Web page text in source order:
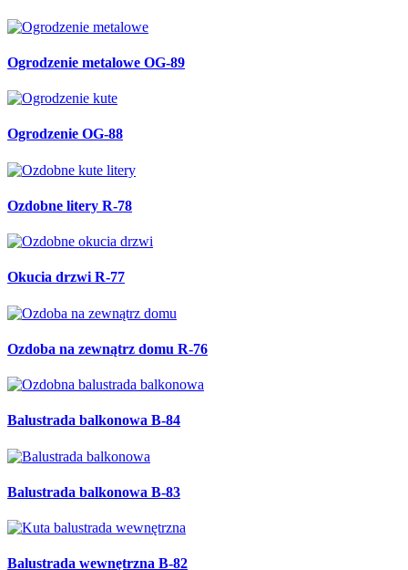
Ogrodzenie metalowe OG-89
Ogrodzenie OG-88
Ozdobne litery R-78
Okucia drzwi R-77
Ozdoba na zewnątrz domu R-76
Balustrada balkonowa B-84
Balustrada balkonowa B-83
Balustrada wewnętrzna B-82